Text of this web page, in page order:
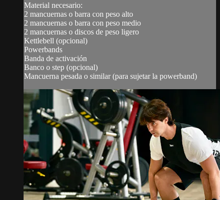
Material necesario:
2 mancuernas o barra con peso alto
2 mancuernas o barra con peso medio
2 mancuernas o discos de peso ligero
Kettlebell (opcional)
Powerbands
Banda de activación
Banco o step (opcional)
Mancuerna pesada o similar (para sujetar la powerband)